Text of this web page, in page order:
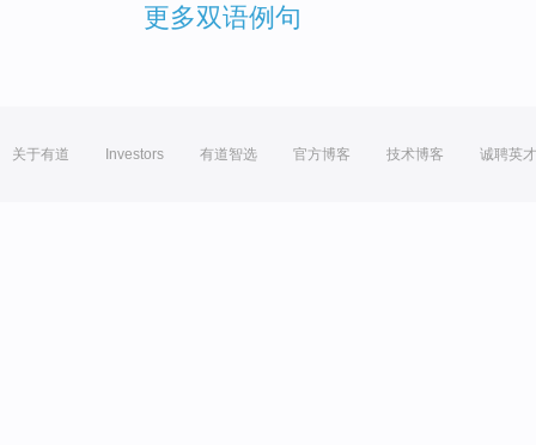
更多双语例句
关于有道 Investors 有道智选 官方博客 技术博客 诚聘英才